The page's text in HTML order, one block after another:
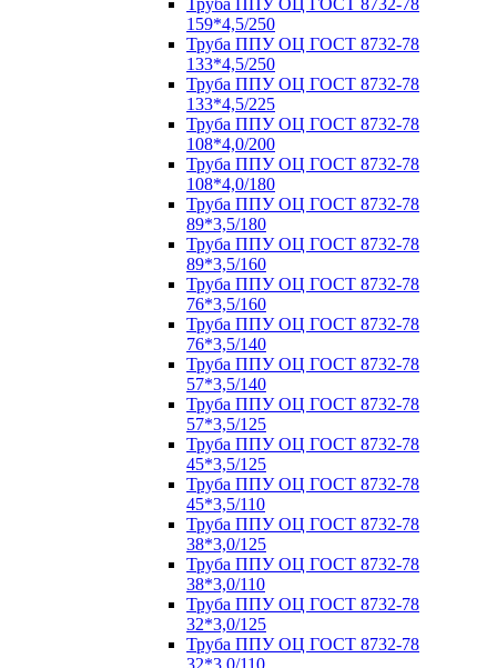
Труба ППУ ОЦ ГОСТ 8732-78
159*4,5/250
Труба ППУ ОЦ ГОСТ 8732-78
133*4,5/250
Труба ППУ ОЦ ГОСТ 8732-78
133*4,5/225
Труба ППУ ОЦ ГОСТ 8732-78
108*4,0/200
Труба ППУ ОЦ ГОСТ 8732-78
108*4,0/180
Труба ППУ ОЦ ГОСТ 8732-78
89*3,5/180
Труба ППУ ОЦ ГОСТ 8732-78
89*3,5/160
Труба ППУ ОЦ ГОСТ 8732-78
76*3,5/160
Труба ППУ ОЦ ГОСТ 8732-78
76*3,5/140
Труба ППУ ОЦ ГОСТ 8732-78
57*3,5/140
Труба ППУ ОЦ ГОСТ 8732-78
57*3,5/125
Труба ППУ ОЦ ГОСТ 8732-78
45*3,5/125
Труба ППУ ОЦ ГОСТ 8732-78
45*3,5/110
Труба ППУ ОЦ ГОСТ 8732-78
38*3,0/125
Труба ППУ ОЦ ГОСТ 8732-78
38*3,0/110
Труба ППУ ОЦ ГОСТ 8732-78
32*3,0/125
Труба ППУ ОЦ ГОСТ 8732-78
32*3,0/110